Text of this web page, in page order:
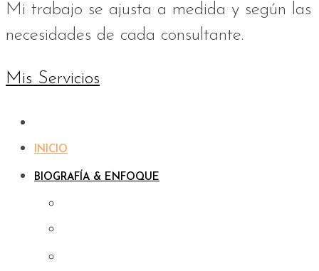
Mi trabajo se ajusta a medida y según las
necesidades de cada consultante.
Mis Servicios
INICIO
BIOGRAFÍA & ENFOQUE